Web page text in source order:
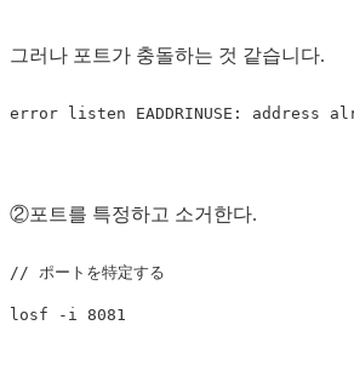
그러나 포트가 충돌하는 것 같습니다.
②포트를 특정하고 소거한다.
// ポートを特定する
losf -i 8081